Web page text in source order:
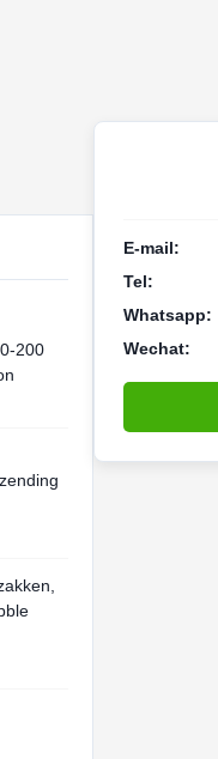
200
E-mail:
Tel:
Whatsapp:
Wechat: